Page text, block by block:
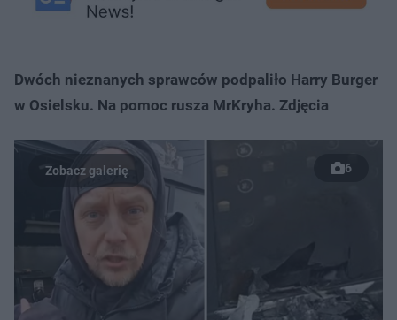
Dwóch nieznanych sprawców podpaliło Harry Burger
w Osielsku. Na pomoc rusza MrKryha. Zdjęcia
6